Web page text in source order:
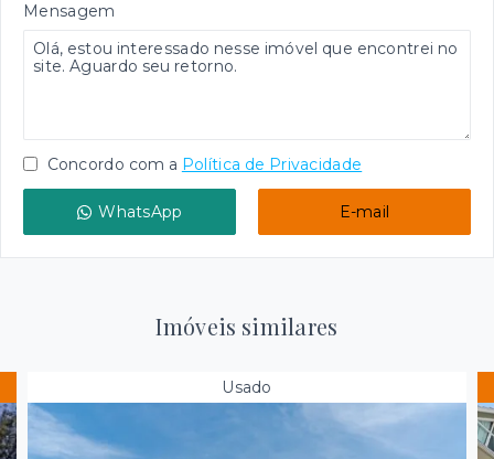
Mensagem
Concordo com a Política de Privacidade
WhatsApp E-mail
Imóveis similares
Usado